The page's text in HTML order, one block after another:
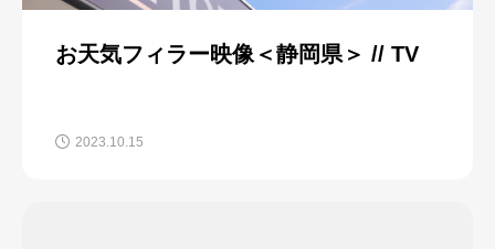
お天気フィラー映像＜静岡県＞ // TV
2023.10.15